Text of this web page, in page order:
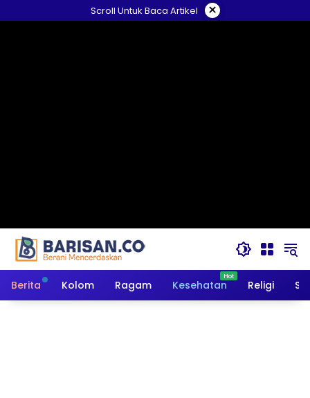
ke
Scroll Untuk Baca Artikel ×
Berita Kolom Ragam Kesehatan Religi